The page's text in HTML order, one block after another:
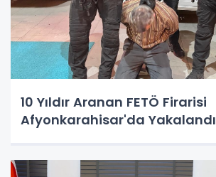
10 Yıldır Aranan FETÖ Firarisi
Afyonkarahisar'da Yakalandı